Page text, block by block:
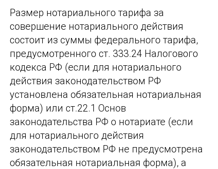
Размер нотариального тарифа за
совершение нотариального действия
состоит из суммы федерального тарифа,
предусмотренного ст. 333.24 Налогового
кодекса РФ (если для нотариального
действия законодательством РФ
установлена обязательная нотариальная
форма) или ст.22.1 Основ
законодательства РФ о нотариате (если
для нотариального действия
законодательством РФ не предусмотрена
обязательная нотариальная форма), а